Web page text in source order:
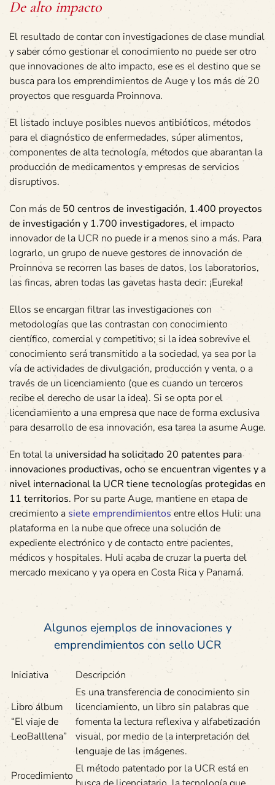
De alto impacto
El resultado de contar con investigaciones de clase mundial
y saber cómo gestionar el conocimiento no puede ser otro
que innovaciones de alto impacto, ese es el destino que se
busca para los emprendimientos de Auge y los más de 20
proyectos que resguarda Proinnova.
El listado incluye posibles nuevos antibióticos, métodos
para el diagnóstico de enfermedades, súper alimentos,
componentes de alta tecnología, métodos que abarantan la
producción de medicamentos y empresas de servicios
disruptivos.
Con más de 50 centros de investigación, 1.400 proyectos
de investigación y 1.700 investigadores, el impacto
innovador de la UCR no puede ir a menos sino a más. Para
lograrlo, un grupo de nueve gestores de innovación de
Proinnova se recorren las bases de datos, los laboratorios,
las fincas, abren todas las gavetas hasta decir: ¡Eureka!
Ellos se encargan filtrar las investigaciones con
metodologías que las contrastan con conocimiento
científico, comercial y competitivo; si la idea sobrevive el
conocimiento será transmitido a la sociedad, ya sea por la
vía de actividades de divulgación, producción y venta, o a
través de un licenciamiento (que es cuando un terceros
recibe el derecho de usar la idea). Si se opta por el
licenciamiento a una empresa que nace de forma exclusiva
para desarrollo de esa innovación, esa tarea la asume Auge.
En total launiversidad ha solicitado 20 patentes para
innovaciones productivas, ocho se encuentran vigentes y a
nivel internacional la UCR tiene tecnologías protegidas en
11 territorios. Por su parte Auge, mantiene en etapa de
crecimiento a siete emprendimientos entre ellos Huli: una
plataforma en la nube que ofrece una solución de
expediente electrónico y de contacto entre pacientes,
médicos y hospitales. Huli acaba de cruzar la puerta del
mercado mexicano y ya opera en Costa Rica y Panamá.
Algunos ejemplos de innovaciones y
emprendimientos con sello UCR
Iniciativa Descripción
Libro álbum
“El viaje de
LeoBalllena”
Es una transferencia de conocimiento sin
licenciamiento, un libro sin palabras que
fomenta la lectura reflexiva y alfabetización
visual, por medio de la interpretación del
lenguaje de las imágenes.
Procedimiento
El método patentado por la UCR está en